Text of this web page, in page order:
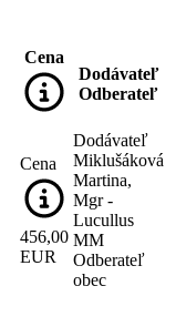
Cena
Dodávateľ
Odberateľ
Cena
456,00
EUR
Dodávateľ
Miklušáková
Martina,
Mgr -
Lucullus
MM
Odberateľ
obec